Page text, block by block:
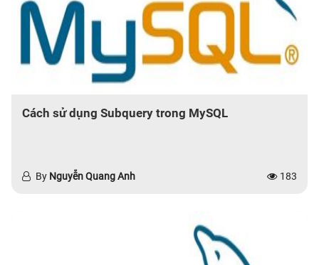
Cách sử dụng Subquery trong MySQL
By Nguyễn Quang Anh 183